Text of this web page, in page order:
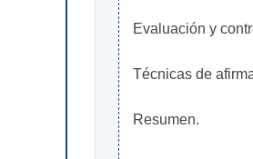
Evaluación y
Técnicas de
Resumen.